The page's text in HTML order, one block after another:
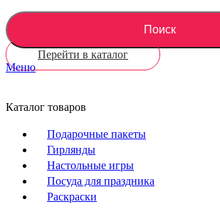
Поиск
Перейти в каталог
Меню
Каталог товаров
Подарочные пакеты
Гирлянды
Настольные игры
Посуда для праздника
Раскраски